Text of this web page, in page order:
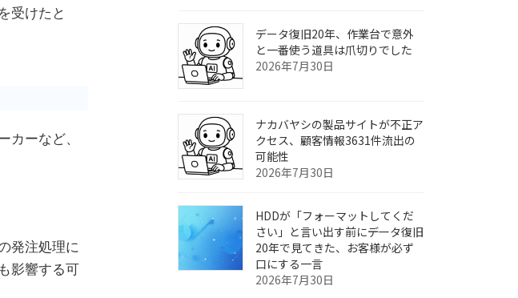
受けたと
カーなど、
発注処理に
影響する可
データ復旧20年、作業台で意外
と一番使う道具は爪切りでした
2026年7月30日
ナカバヤシの製品サイトが不正ア
クセス、顧客情報3631件流出の
可能性
2026年7月30日
HDDが「フォーマットしてくだ
さい」と言い出す前に――データ復旧
20年で見てきた、お客様が必ず
口にする一言
2026年7月30日